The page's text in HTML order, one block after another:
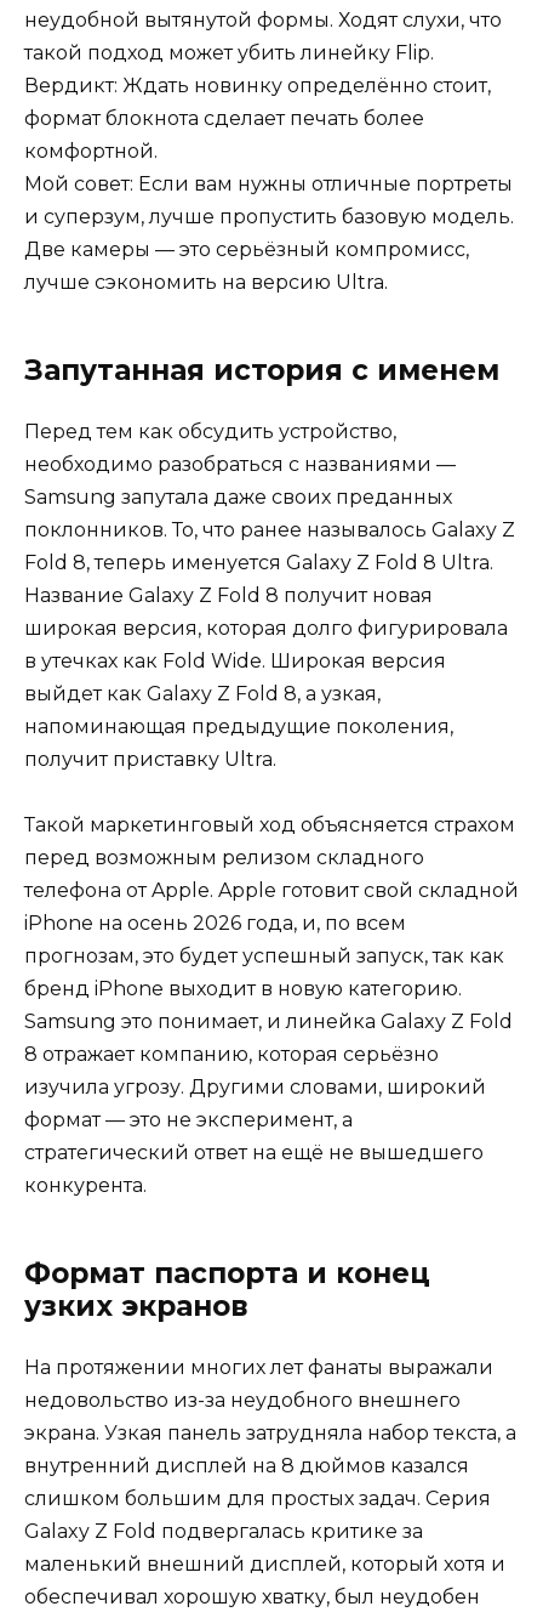
неудобной вытянутой формы. Ходят слухи, что
такой подход может убить линейку Flip.
Вердикт: Ждать новинку определённо стоит,
формат блокнота сделает печать более
комфортной.
Мой совет: Если вам нужны отличные портреты
и суперзум, лучше пропустить базовую модель.
Две камеры — это серьёзный компромисс,
лучше сэкономить на версию Ultra.
Запутанная история с именем
Перед тем как обсудить устройство,
необходимо разобраться с названиями —
Samsung запутала даже своих преданных
поклонников. То, что ранее называлось Galaxy Z
Fold 8, теперь именуется Galaxy Z Fold 8 Ultra.
Название Galaxy Z Fold 8 получит новая
широкая версия, которая долго фигурировала
в утечках как Fold Wide. Широкая версия
выйдет как Galaxy Z Fold 8, а узкая,
напоминающая предыдущие поколения,
получит приставку Ultra.
Такой маркетинговый ход объясняется страхом
перед возможным релизом складного
телефона от Apple. Apple готовит свой складной
iPhone на осень 2026 года, и, по всем
прогнозам, это будет успешный запуск, так как
бренд iPhone выходит в новую категорию.
Samsung это понимает, и линейка Galaxy Z Fold
8 отражает компанию, которая серьёзно
изучила угрозу. Другими словами, широкий
формат — это не эксперимент, а
стратегический ответ на ещё не вышедшего
конкурента.
Формат паспорта и конец
узких экранов
На протяжении многих лет фанаты выражали
недовольство из-за неудобного внешнего
экрана. Узкая панель затрудняла набор текста, а
внутренний дисплей на 8 дюймов казался
слишком большим для простых задач. Серия
Galaxy Z Fold подвергалась критике за
маленький внешний дисплей, который хотя и
обеспечивал хорошую хватку, был неудобен